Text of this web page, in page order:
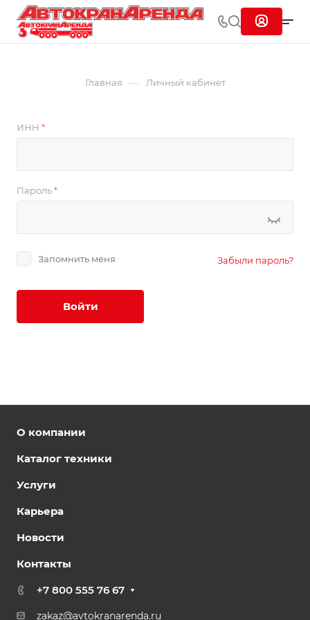
Главная — Личный кабинет
ИНН *
Пароль*
Запомнить меня Забыли пароль?
Войти
О компании
Каталог техники
Услуги
Карьера
Новости
Контакты
+7 800 555 76 67
zakaz@avtokranarenda.ru